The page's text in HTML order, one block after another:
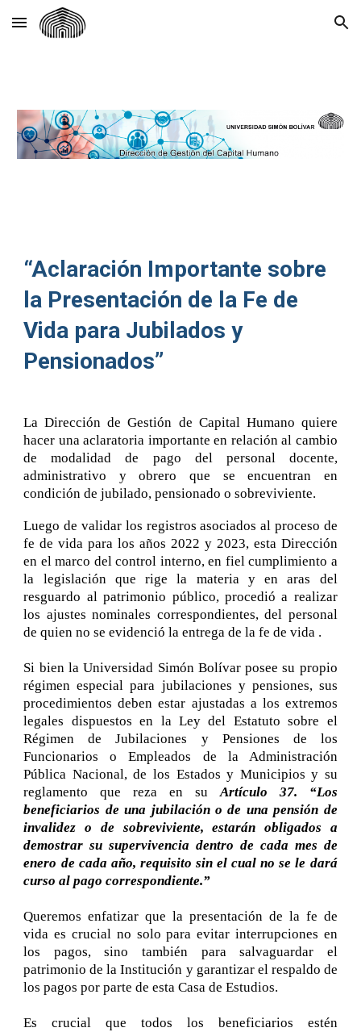
Skip to main content Skip to navigation
“Aclaración Importante sobre
la Presentación de la Fe de
Vida para Jubilados y
Pensionados”
La Dirección de Gestión de Capital Humano quiere
hacer una aclaratoria importante en relación al cambio
de modalidad de pago del personal docente,
administrativo y obrero que se encuentran en
condición de jubilado, pensionado o sobreviviente.
Luego de validar los registros asociados al proceso de
fe de vida para los años 2022 y 2023, esta Dirección
en el marco del control interno, en fiel cumplimiento a
la legislación que rige la materia y en aras del
resguardo al patrimonio público, procedió a realizar
los ajustes nominales correspondientes, del personal
de quien no se evidenció la entrega de la fe de vida .
Si bien la Universidad Simón Bolívar posee su propio
régimen especial para jubilaciones y pensiones, sus
procedimientos deben estar ajustadas a los extremos
legales dispuestos en la Ley del Estatuto sobre el
Régimen de Jubilaciones y Pensiones de los
Funcionarios o Empleados de la Administración
Pública Nacional, de los Estados y Municipios y su
reglamento que reza en suArtículo 37. “Los
beneficiarios de una jubilación o de una pensión de
invalidez o de sobreviviente, estarán obligados a
demostrar su supervivencia dentro de cada mes de
enero de cada año, requisito sin el cual no se le dará
curso al pago correspondiente.”
Queremos enfatizar que la presentación de la fe de
vida es crucial no solo para evitar interrupciones en
los pagos, sino también para salvaguardar el
patrimonio de la Institución y garantizar el respaldo de
los pagos por parte de esta Casa de Estudios.
Es crucial que todos los beneficiarios estén